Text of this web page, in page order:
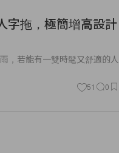
字拖，極簡增高設計
，若能有一雙時髦又舒適的人
51 0